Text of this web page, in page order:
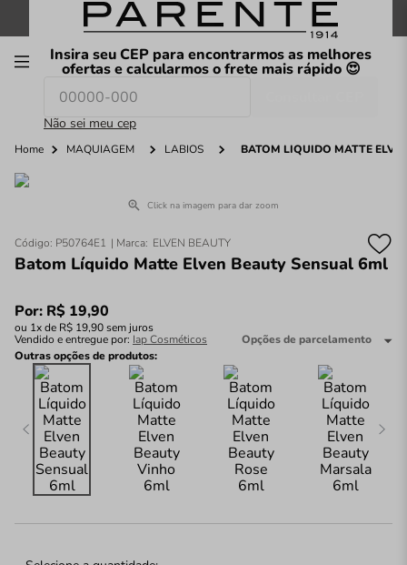
FRETE GRÁTIS nas compras a partir de R$199
Insira seu CEP para encontrarmos as melhores
ofertas e calcularmos o frete mais rápido 😍
Não sei meu cep
O que você procura hoje?
Home MAQUIAGEM LÁBIOS BATOM LÍQUIDO MATTE
Click na imagem para dar zoom
Código: P50764E1 ELVEN BEAUTY
Batom Líquido Matte Elven Beauty Sensual 6ml
Por: R$ 19,90
ou 1x de R$ 19,90sem juros
Vendido e entregue por: Iap Cosméticos
Opções de parcelamento
Outras opções de produtos: